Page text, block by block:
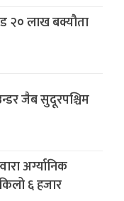
२० लाख बक्यौता
जैब सुदूरपश्चिम‌
अर्ग्यानिक
६ हजार